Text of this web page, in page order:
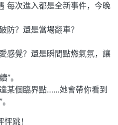
每次進入都是全新事件，今晚
防？還是當場翻車？
感覺？還是瞬間點燃氣氛，讓
”。
某個臨界點……她會帶你看到
跳！